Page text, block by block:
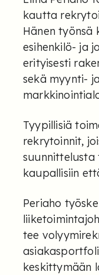
kautta
Hänen työnsä
esihenkilö- ja
erityisesti
sekä myynti- ja
Tyypillisiä
rekrytoinnit,
suunnittelusta
kaupallisiin
Periaho
tee
keskittymään